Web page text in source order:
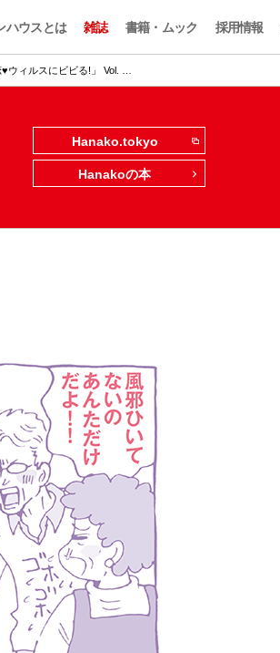
ハウスとは 雑誌 書籍・ムック 採用情報
♥ウィルスにビビる!」 Vol. …
Hanako.tokyo
Hanakoの本